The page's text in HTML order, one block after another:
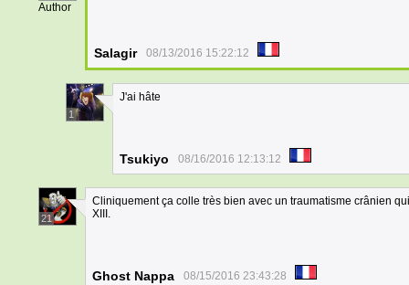
Author
Salagir 08/13/2016 15:22:12
1
J'ai hâte
Tsukiyo 08/16/2016 12:13:12
21
Cliniquement ça colle très bien avec un traumatisme crânien
XIII.
Ghost Nappa 08/15/2016 23:43:28